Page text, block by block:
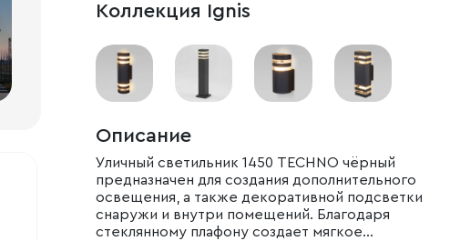
Коллекция Ignis
Описание
Уличный светильник 1450 TECHNO чёрный
предназначен для создания дополнительного
освещения, а также декоративной подсветки
снаружи и внутри помещений. Благодаря
стеклянному плафону создает мягкое